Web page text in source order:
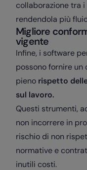
collaborazione tra
rendendola più
Migliore
vigente
Infine, i software
possono fornire
pieno rispetto
sul lavoro.
Questi strumenti,
non incorrere in
rischio di non
normative e
inutili costi.